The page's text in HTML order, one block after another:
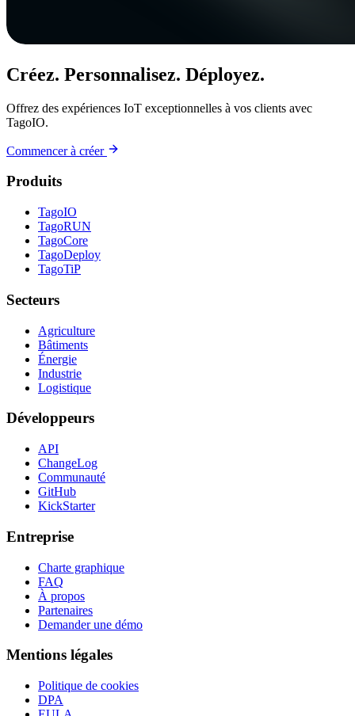
Créez. Personnalisez. Déployez.
Offrez des expériences IoT exceptionnelles à vos clients avec
TagoIO.
Commencer à créer
Produits
TagoIO
TagoRUN
TagoCore
TagoDeploy
TagoTiP
Secteurs
Agriculture
Bâtiments
Énergie
Industrie
Logistique
Développeurs
API
ChangeLog
Communauté
GitHub
KickStarter
Entreprise
Charte graphique
FAQ
À propos
Partenaires
Demander une démo
Mentions légales
Politique de cookies
DPA